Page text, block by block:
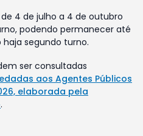
4 de julho a 4 de outubro
podendo permanecer até
haja segundo turno.
ser consultadas
aos Agentes Públicos
elaborada pela
.